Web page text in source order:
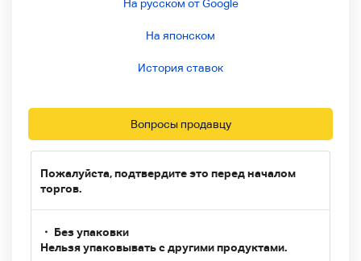
На русском от Google
На японском
История ставок
Вопросы продавцу
Пожалуйста, подтвердите это перед началом
торгов.
・ Без упаковки
Нельзя упаковывать с другими продуктами.